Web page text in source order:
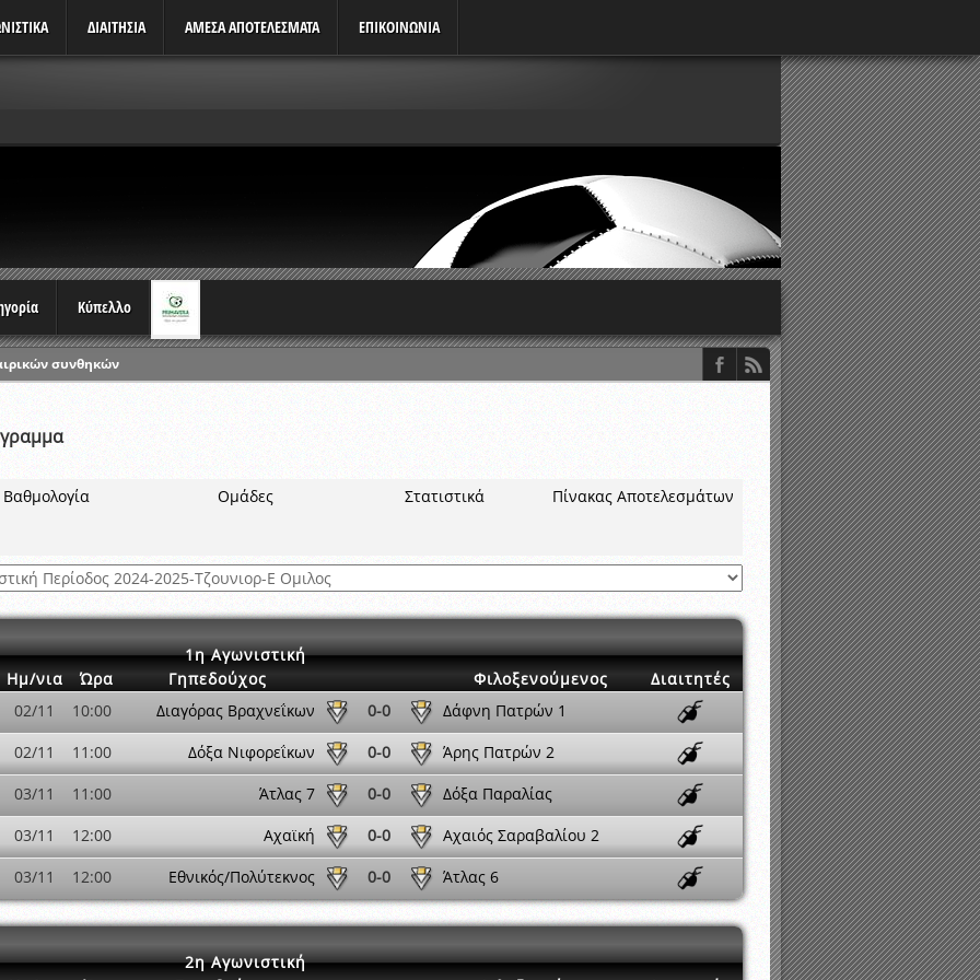
ΔΙΑΙΤΗΣΙΑ ΑΜΕΣΑ ΑΠΟΤΕΛΕΣΜΑΤΑ ΕΠΙΚΟΙΝΩΝΙΑ
Κύπελλο
Ερασιτεχνών 2015-2016
και Κυπέλλου 2015-2016
συνθηκών
Βαθμολογία Ομάδες Στατιστικά Πίνακας Αποτελεσμάτων
1η Αγωνιστική
Ημ/νια Ώρα Γηπεδούχος Φιλοξενούμενος
Διαιτητές
02/11 10:00 Διαγόρας Βραχνεΐκων 0-0
Δάφνη Πατρών 1
02/11 11:00 Δόξα Νιφορεΐκων 0-0
Άρης Πατρών 2
03/11 11:00 Άτλας 7 0-0
Δόξα Παραλίας
03/11 12:00 Αχαϊκή 0-0
Αχαιός Σαραβαλίου 2
03/11 12:00 Εθνικός/Πολύτεκνος 0-0 Άτλας 6
2η Αγωνιστική